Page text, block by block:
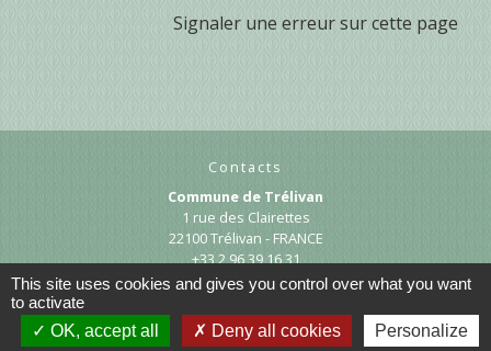
Signaler une erreur sur cette page
Contacts
Commune de Trélivan
1 rue des Clairettes
22100 Trélivan - FRANCE
+33 2 96 39 16 31
Contact par formulaire
This site uses cookies and gives you control over what you want
to activate
OK, accept all
Deny all cookies Personalize